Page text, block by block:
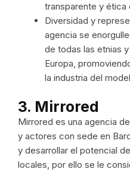
transparente y ética
Diversidad y
agencia se
de todas las etnias
Europa,
la industria del
3. Mirrored
Mirrored es una agencia
y actores con sede en
y desarrollar el potencial
locales, por ello se le